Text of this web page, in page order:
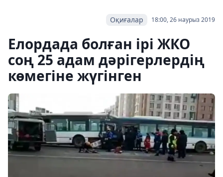
18:00, 26 наурыз 2019
Оқиғалар
Елордада болған ірі ЖКО
соң 25 адам дәрігерлердің
көмегіне жүгінген